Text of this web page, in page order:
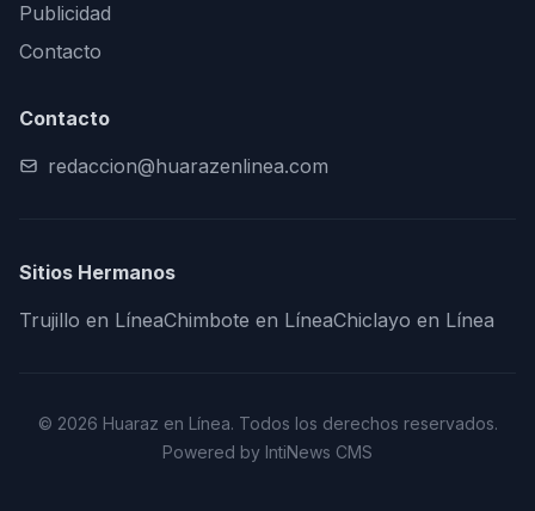
Publicidad
Contacto
Contacto
redaccion@huarazenlinea.com
Sitios Hermanos
Trujillo en LíneaChimbote en LíneaChiclayo en Línea
© 2026 Huaraz en Línea. Todos los derechos reservados.
Powered by IntiNews CMS